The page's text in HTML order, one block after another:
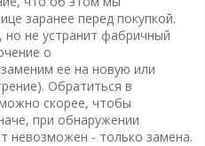
заранее перед покупкой.
но не устранит фабричный
о
ее на новую или
Обратиться в
скорее, чтобы
при обнаружении
невозможен - только замена.